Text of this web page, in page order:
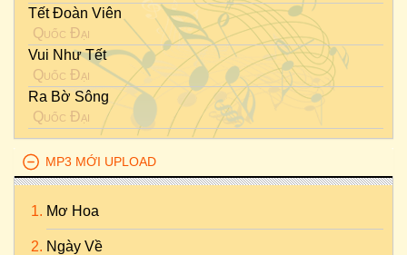
Tết Đoàn Viên
Quốc Đại
Vui Như Tết
Quốc Đại
Ra Bờ Sông
Quốc Đại
MP3 MỚI UPLOAD
Mơ Hoa
Ngày Về